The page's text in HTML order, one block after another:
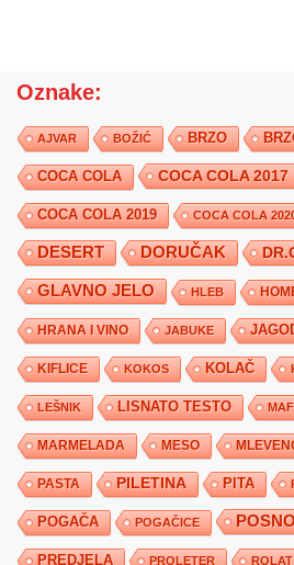
Oznake:
AJVAR BOŽIĆ BRZO
COCA COLA COCA COLA 2017
COCA COLA 2019 COCA COLA
DESERT DORUČAK
GLAVNO JELO HLEB
HRANA I VINO JABUKE
KIFLICE KOKOS KOLAČ
LEŠNIK LISNATO TESTO
MARMELADA MESO
PASTA PILETINA PITA
POGAČA POGAČICE
PREDJELA PROLETER ROLAT